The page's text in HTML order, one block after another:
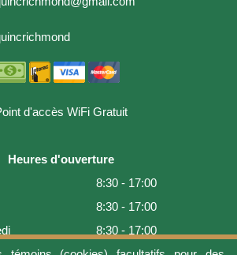
d'accès WiFi Gratuit
Heures d'ouverture
8:30 - 17:00
8:30 - 17:00
8:30 - 17:00